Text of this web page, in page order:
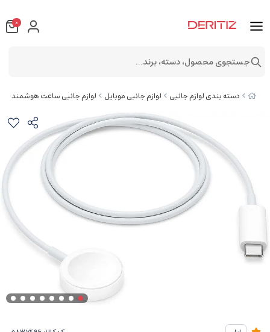
دسته بندی لوازم جانبی لوازم جانبی موبایل لوازم جانبی ساعت هوشمند
0
جستجوی محصول، دسته، برند...